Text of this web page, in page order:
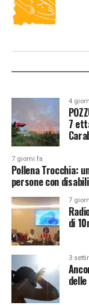
4
7
7 giorni fa
Pollena Trocchia:
persone con
7
di
3